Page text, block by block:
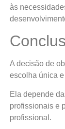
às
A decisão de
escolha única
Ela depende
profissionais e
profissional.